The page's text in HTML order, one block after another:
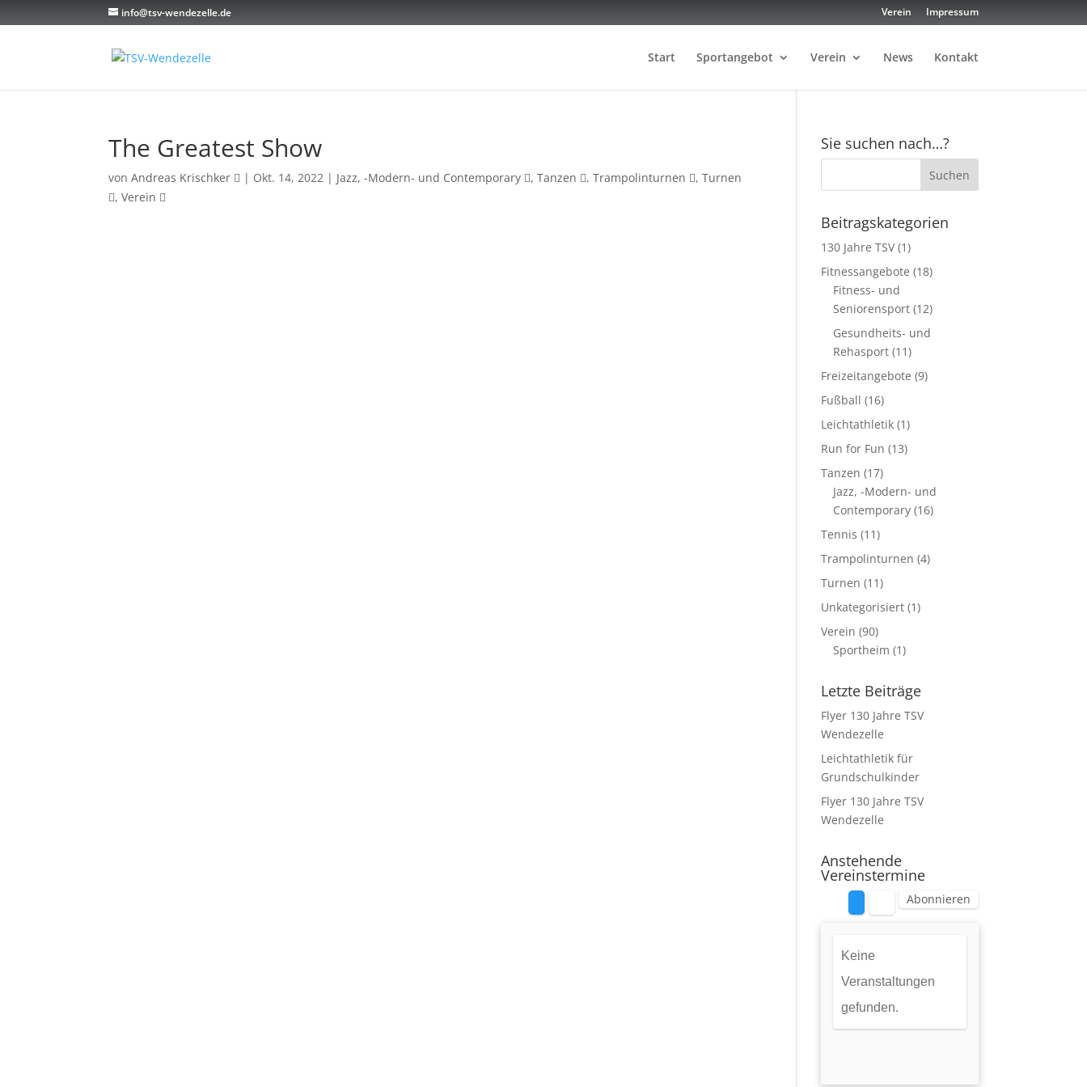
info@tsv-wendezelle.de Verein Impressum
Start Sportangebot Verein News Kontakt
The Greatest Show
vonAndreas Krischker | Okt. 14, 2022 | Jazz, -Modern- und Contemporary ,Tanzen ,Trampolinturnen ,Turnen
,Verein
Sie suchen nach…?
Beitragskategorien
130 Jahre TSV(1)
Fitnessangebote (18)
Fitness- und
Seniorensport (12)
Gesundheits- und
Rehasport (11)
Freizeitangebote (9)
Fußball (16)
Leichtathletik (1)
Run for Fun (13)
Tanzen (17)
Jazz, -Modern- und
Contemporary (16)
Tennis (11)
Trampolinturnen (4)
Turnen (11)
Unkategorisiert (1)
Verein (90)
Sportheim (1)
Letzte Beiträge
Flyer 130 Jahre TSV
Wendezelle
Leichtathletik für
Grundschulkinder
Flyer 130 Jahre TSV
Wendezelle
Anstehende
Vereinstermine
Abonnieren
Keine
Veranstaltungen
gefunden.